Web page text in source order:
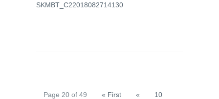
SKMBT_C22018082714130
Page 20 of 49 « First « 10